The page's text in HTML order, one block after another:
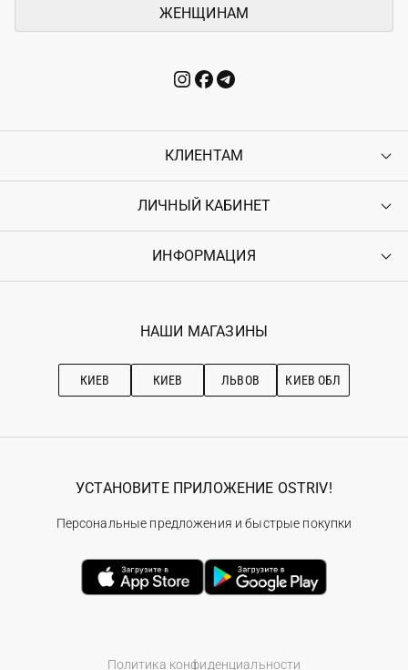
ЖЕНЩИНАМ
КЛИЕНТАМ
Контакты
Возврат
Гарантия
ЛИЧНЫЙ КАБИНЕТ
Войти
Ostriv Club+
ИНФОРМАЦИЯ
Наши магазини
Рекомендации по уходу
НАШИ МАГАЗИНЫ
КИЕВ КИЕВ ЛЬВОВ КИЕВ ОБЛ
Политика конфиденциальности
УСТАНОВИТЕ ПРИЛОЖЕНИЕ OSTRIV!
Персональные предложения и быстрые покупки